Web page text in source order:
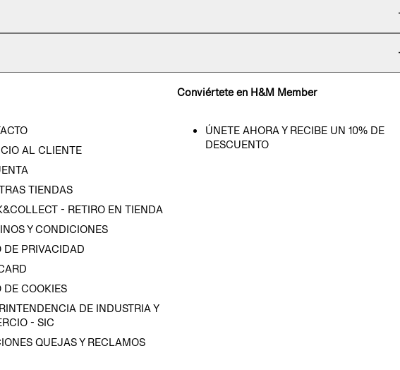
AL CLIENTE
TIENDAS
- RETIRO EN TIENDA
Y CONDICIONES
DE PRIVACIDAD
DE COOKIES
DE INDUSTRIA Y
- SIC
QUEJAS Y RECLAMOS
Conviértete en H&M Member
ÚNETE AHORA Y RECIBE UN 10% DE
DESCUENTO